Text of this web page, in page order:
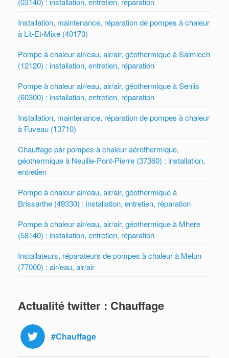
Installation, maintenance, réparation de pompes à chaleur
à Lit-Et-Mixe (40170)
Pompe à chaleur air/eau, air/air, géothermique à Salmiech
(12120) : installation, entretien, réparation
Pompe à chaleur air/eau, air/air, géothermique à Senlis
(60300) : installation, entretien, réparation
Installation, maintenance, réparation de pompes à chaleur
à Fuveau (13710)
Chauffage par pompes à chaleur aérothermique,
géothermique à Neuille-Pont-Pierre (37360) : installation,
entretien
Pompe à chaleur air/eau, air/air, géothermique à
Brissarthe (49330) : installation, entretien, réparation
Pompe à chaleur air/eau, air/air, géothermique à Mhere
(58140) : installation, entretien, réparation
Installateurs, réparateurs de pompes à chaleur à Melun
(77000) : air/eau, air/air
Actualité twitter : Chauffage
#Chauffage